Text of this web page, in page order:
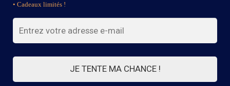
Affichage de 43–63 sur 67 résultats
1 2
• Cadeaux limités !
JE TENTE MA CHANCE !